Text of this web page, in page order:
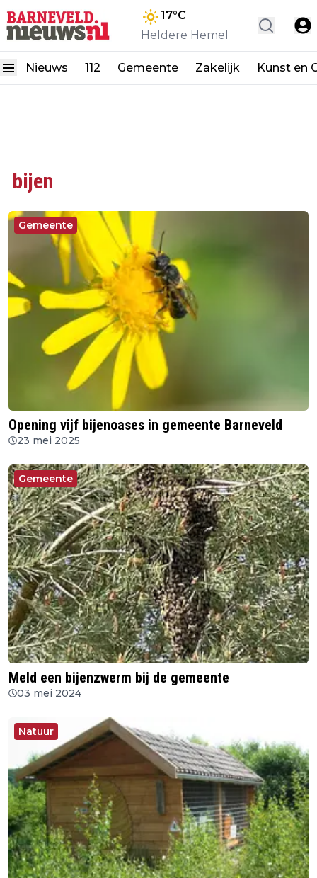
17°C
Heldere Hemel
Nieuws 112 Gemeente Zakelijk Kunst en
bijen
Gemeente
Opening vijf bijenoases in gemeente Barneveld
23 mei 2025
Gemeente
Meld een bijenzwerm bij de gemeente
03 mei 2024
Natuur